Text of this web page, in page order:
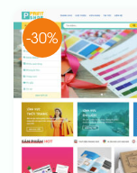
-30%